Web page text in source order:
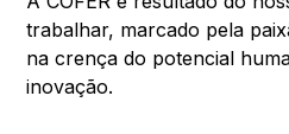
trabalhar, marcado pela
na crença do potencial
inovação.